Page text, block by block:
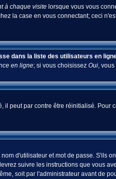
à chaque visitelorsque vous vous
la case en vous connectant; ceci
dans la liste des utilisateurs en
en ligne; si vous choisissez Oui, vous
il peut par contre être réinitialisé.
d'utilisateur et mot de passe. S'ils
suivre les instructions que vous
soit par l'administrateur avant de